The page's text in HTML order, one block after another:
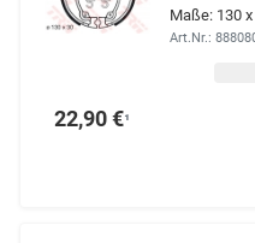
Maße: 130 x
Art.Nr.:
22,90 €¹